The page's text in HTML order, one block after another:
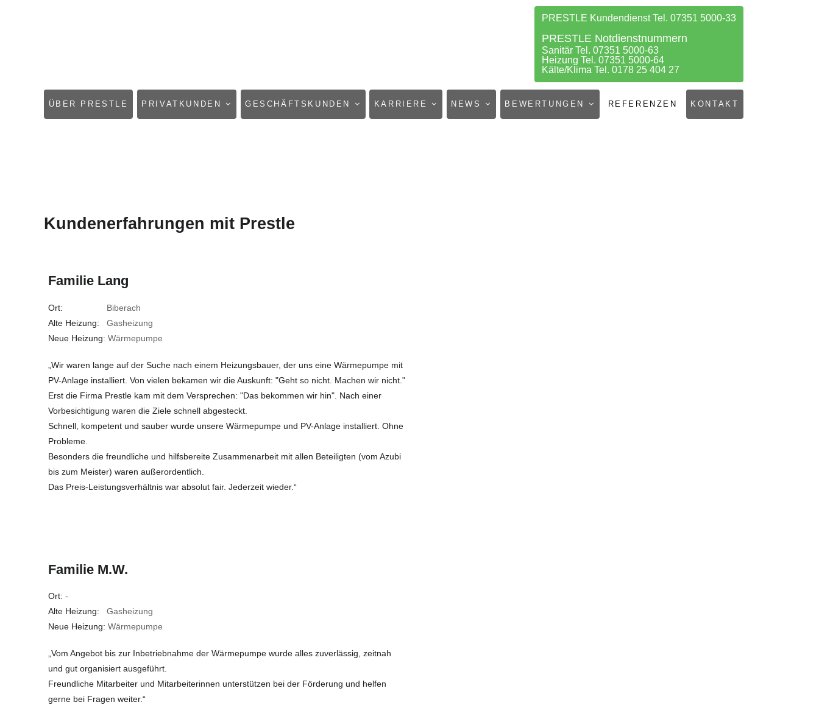
PRESTLE Kundendienst Tel. 07351 5000-33
PRESTLE Notdienstnummern
Sanitär Tel. 07351 5000-63
Heizung Tel. 07351 5000-64
Kälte/Klima Tel. 0178 25 404 27
NAVIGATION
ÜBER PRESTLE PRIVATKUNDEN GESCHÄFTSKUNDEN KARRIERE NEWS BEWERTUNGEN REFERENZEN KONTAKT
Kundenerfahrungen mit Prestle
Familie Lang
Ort: Biberach
Alte Heizung: Gasheizung
Neue Heizung: Wärmepumpe
„Wir waren lange auf der Suche nach einem Heizungsbauer, der uns eine Wärmepumpe mit
PV-Anlage installiert. Von vielen bekamen wir die Auskunft: "Geht so nicht. Machen wir nicht."
Erst die Firma Prestle kam mit dem Versprechen: "Das bekommen wir hin". Nach einer
Vorbesichtigung waren die Ziele schnell abgesteckt.
Schnell, kompetent und sauber wurde unsere Wärmepumpe und PV-Anlage installiert. Ohne
Probleme.
Besonders die freundliche und hilfsbereite Zusammenarbeit mit allen Beteiligten (vom Azubi
bis zum Meister) waren außerordentlich.
Das Preis-Leistungsverhältnis war absolut fair. Jederzeit wieder.“
Familie M.W.
Ort: -
Alte Heizung: Gasheizung
Neue Heizung: Wärmepumpe
„Vom Angebot bis zur Inbetriebnahme der Wärmepumpe wurde alles zuverlässig, zeitnah
und gut organisiert ausgeführt.
Freundliche Mitarbeiter und Mitarbeiterinnen unterstützen bei der Förderung und helfen
gerne bei Fragen weiter.“